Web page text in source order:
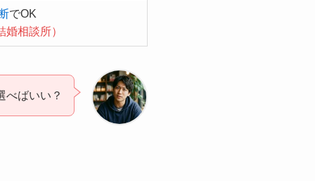
でOK
婚相談所）
べばいい？